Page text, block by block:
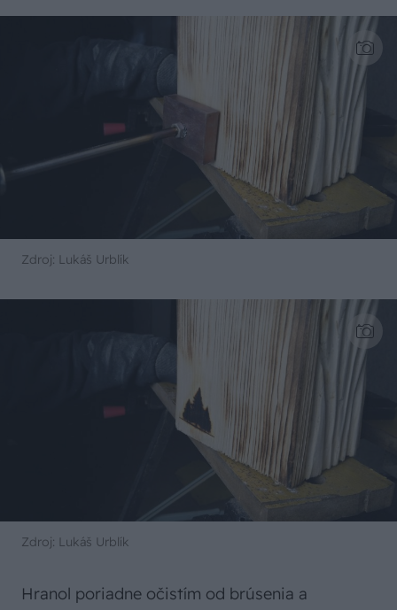
Zdroj: Lukáš Urblík
Zdroj: Lukáš Urblík
Hranol poriadne očistím od brúsenia a